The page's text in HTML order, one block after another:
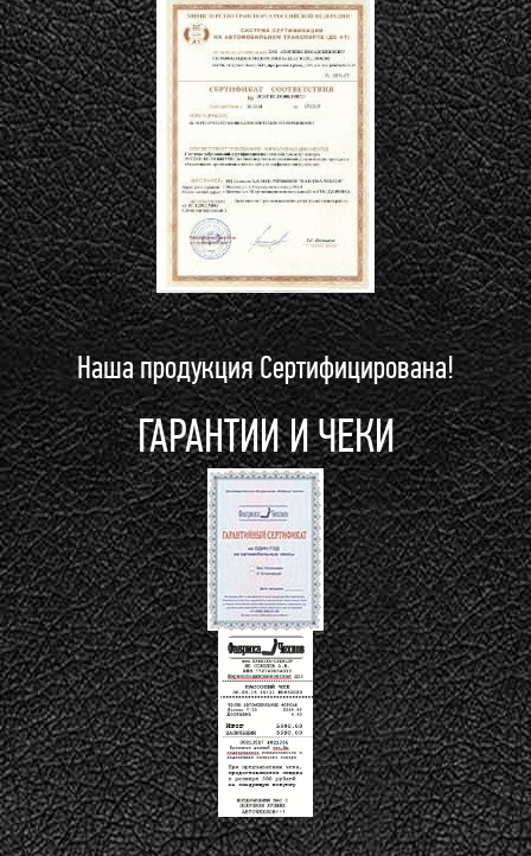
Наша продукция Сертифицирована!
ГАРАНТИИ И ЧЕКИ